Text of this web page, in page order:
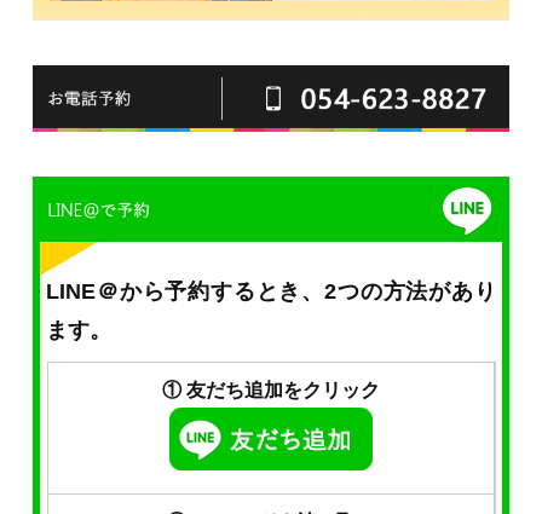
LINE＠から予約するとき、2つの方法があり
ます。
① 友だち追加をクリック